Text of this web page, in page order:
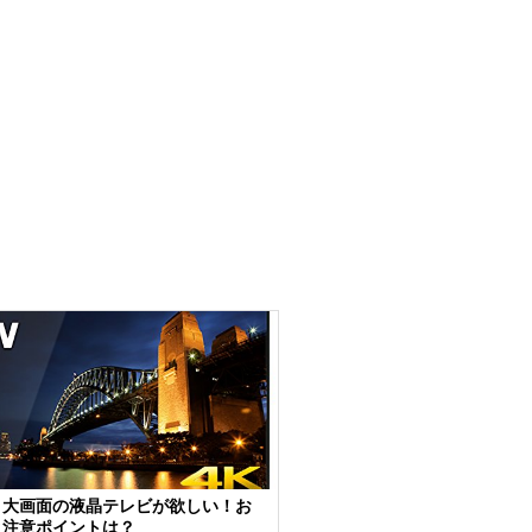
画面の液晶テレビが欲しい！お
意ポイントは？